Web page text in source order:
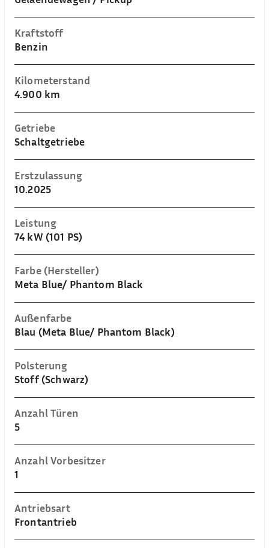
Kraftstoff
Benzin
Kilometerstand
4.900 km
Getriebe
Schaltgetriebe
Erstzulassung
10.2025
Leistung
74 kW (101 PS)
Farbe (Hersteller)
Meta Blue/ Phantom Black
Außenfarbe
Blau (Meta Blue/ Phantom Black)
Polsterung
Stoff (Schwarz)
Anzahl Türen
5
Anzahl Vorbesitzer
1
Antriebsart
Frontantrieb